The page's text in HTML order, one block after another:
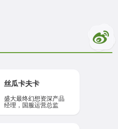
丝瓜卡夫卡
盛大最终幻想资深产品
经理，国服运营总监